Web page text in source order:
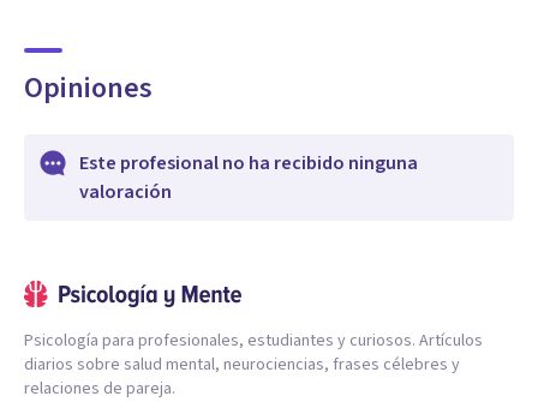
Opiniones
Este profesional no ha recibido ninguna
valoración
Psicología para profesionales, estudiantes y curiosos. Artículos
diarios sobre salud mental, neurociencias, frases célebres y
relaciones de pareja.